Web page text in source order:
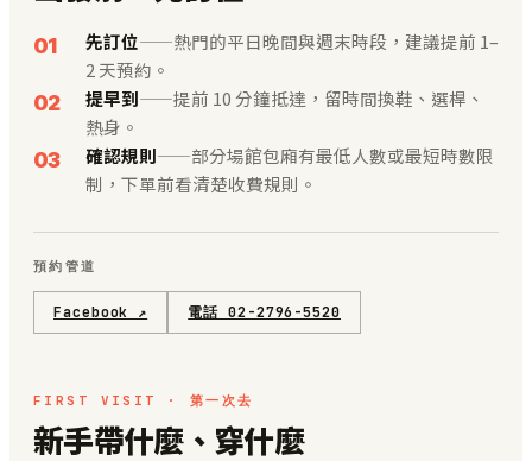
先訂位——熱門的平日晚間與週末時段，建議提前 1–
2 天預約。
提早到——提前 10 分鐘抵達，留時間換鞋、選桿、
熱身。
確認規則——部分場館包廂有最低人數或最短時數限
制，下單前看清楚收費規則。
預約管道
Facebook ↗ 電話 02-2796-5520
FIRST VISIT · 第一次去
新手帶什麼、穿什麼